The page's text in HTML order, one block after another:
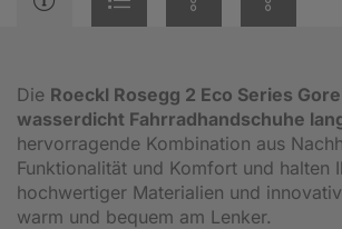
Die Roeckl Rosegg 2 Eco Series
wasserdicht Fahrradhandschuhe
hervorragende Kombination aus
Funktionalität und Komfort und halten
hochwertiger Materialien und
warm und bequem am Lenker.